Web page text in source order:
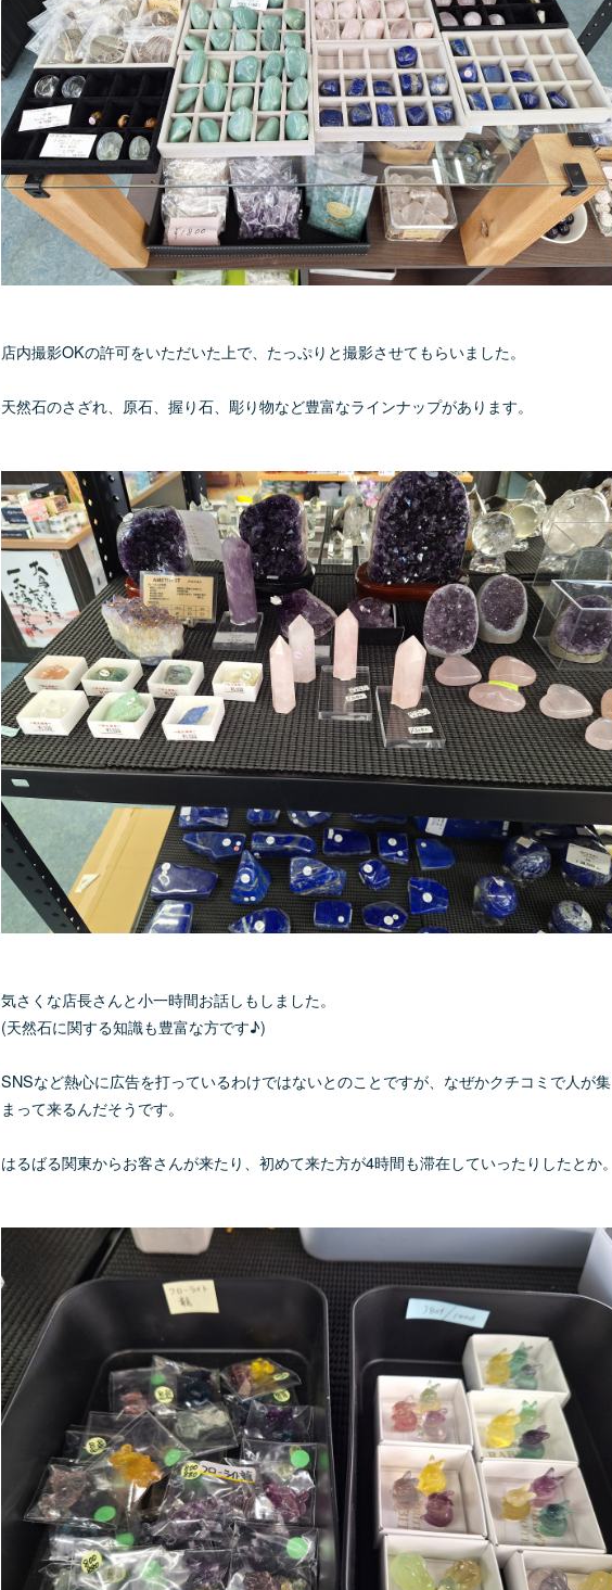
店内撮影OKの許可をいただいた上で、たっぷりと撮影させてもらいました。
天然石のさざれ、原石、握り石、彫り物など豊富なラインナップがあります。
気さくな店長さんと小一時間お話しもしました。
(天然石に関する知識も豊富な方です♪)
SNSなど熱心に広告を打っているわけではないとのことですが、なぜかクチコミで人が集
まって来るんだそうです。
はるばる関東からお客さんが来たり、初めて来た方が4時間も滞在していったりしたとか。